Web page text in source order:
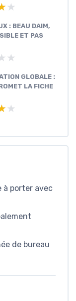
: BEAU DAIM,
ET PAS
GLOBALE :
LA FICHE
à porter avec
de bureau